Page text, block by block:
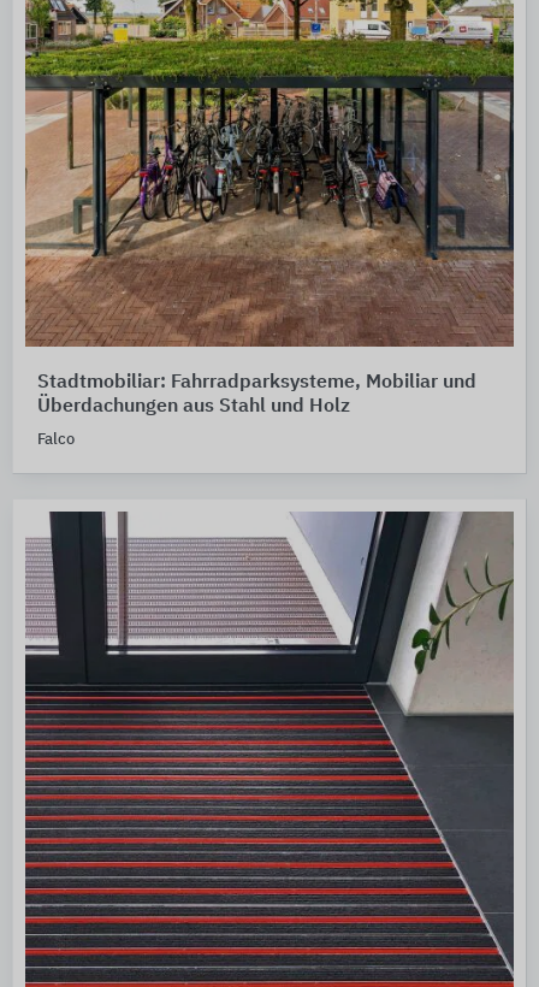
Stadtmobiliar: Fahrradparksysteme, Mobiliar und
Überdachungen aus Stahl und Holz
Falco